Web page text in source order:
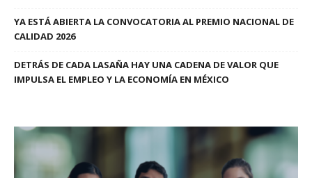
YA ESTÁ ABIERTA LA CONVOCATORIA AL PREMIO NACIONAL DE
CALIDAD 2026
DETRÁS DE CADA LASAÑA HAY UNA CADENA DE VALOR QUE
IMPULSA EL EMPLEO Y LA ECONOMÍA EN MÉXICO